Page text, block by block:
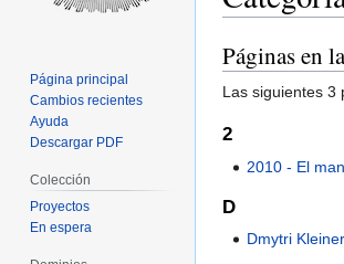
Ir
a
la
navegación
Ir
a
la
búsqueda
Páginas en
Las siguientes 3
2
2010 - El
D
Dmytri
Página principal
Cambios recientes
Ayuda
Descargar PDF
Colección
Proyectos
En espera